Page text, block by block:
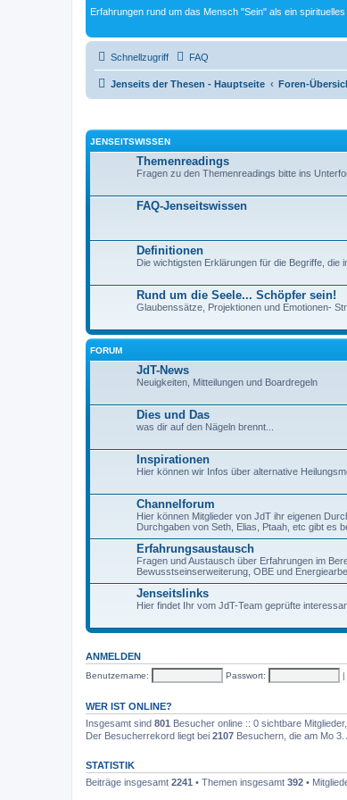
Erfahrungen rund um das Mensch "Sein" als ein spirituelles
Schnellzugriff FAQ
Jenseits der Thesen - Hauptseite Foren-
JENSEITSWISSEN
Themenreadings
Fragen zu den Themenreadings bitte ins
FAQ-Jenseitswissen
Definitionen
Die wichtigsten Erklärungen für die Begriffe, die
Rund um die Seele... Schöpfer sein!
Glaubenssätze, Projektionen und Emotionen-
FORUM
JdT-News
Neuigkeiten, Mitteilungen und Boardregeln
Dies und Das
was dir auf den Nägeln brennt...
Inspirationen
Hier können wir Infos über alternative
Channelforum
Hier können Mitglieder von JdT ihr eigenen
Durchgaben von Seth, Elias, Ptaah, etc gibt es
Erfahrungsaustausch
Fragen und Austausch über Erfahrungen im
Bewusstseinserweiterung, OBE und
Jenseitslinks
Hier findet Ihr vom JdT-Team geprüfte
ANMELDEN
Benutzername: Passwort: |
WER IST ONLINE?
Insgesamt sind 801 Besucher online :: 0 sichtbare
Der Besucherrekord liegt bei 2107 Besuchern, die am Mo 3.
STATISTIK
Beiträge insgesamt 2241 • Themen insgesamt 392 •